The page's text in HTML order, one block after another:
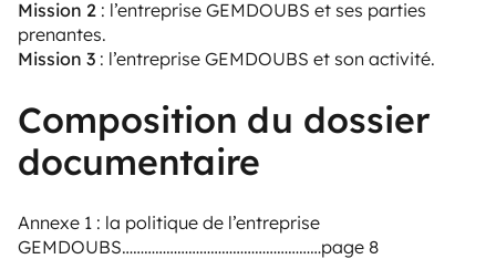
Mission 2 : l’entreprise GEMDOUBS et ses parties
prenantes.
Mission 3 : l’entreprise GEMDOUBS et son activité.
Composition du dossier
documentaire
Annexe 1 : la politique de l’entreprise
GEMDOUBS………………………………………………page 8